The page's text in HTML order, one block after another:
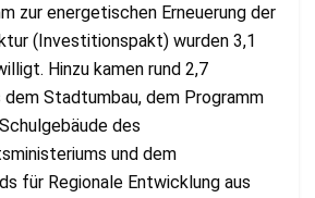
zur energetischen Erneuerung der
(Investitionspakt) wurden 3,1
Hinzu kamen rund 2,7
dem Stadtumbau, dem Programm
des
und dem
für Regionale Entwicklung aus